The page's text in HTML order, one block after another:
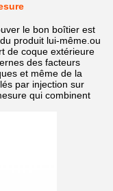
le bon boîtier est
produit lui-même.ou
de coque extérieure
des facteurs
et même de la
par injection sur
qui combinent